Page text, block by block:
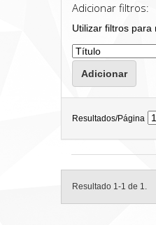
Adicionar filtros:
Utilizar filtros para
Resultados/Página
Resultado 1-1 de 1.